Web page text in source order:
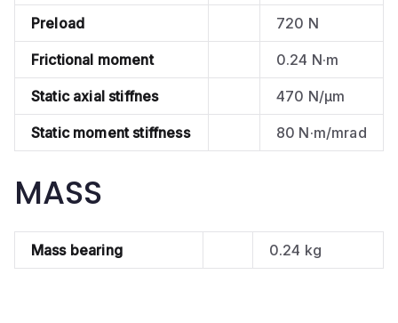
Preload 720 N
Frictional moment 0.24 N·m
Static axial stiffnes 470 N/µm
Static moment stiffness 80 N·m/mrad
MASS
Mass bearing 0.24 kg